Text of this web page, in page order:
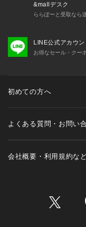
&mallデスク
ららぽーと受取なら
LINE公式アカウン
お得なセール・クー
初めての方へ
よくある質問・お問い
会社概要・利用規約な